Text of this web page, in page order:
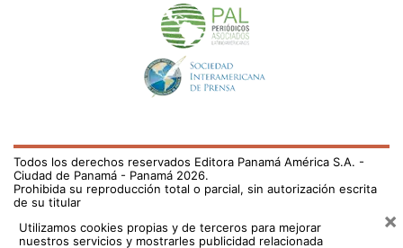
Todos los derechos reservados Editora Panamá América S.A. -
Ciudad de Panamá - Panamá 2026.
Prohibida su reproducción total o parcial, sin autorización escrita
de su titular
Utilizamos cookies propias y de terceros para mejorar
nuestros servicios y mostrarles publicidad relacionada
×